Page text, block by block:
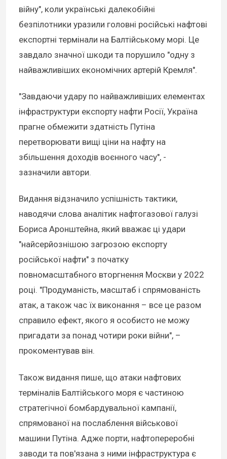
війну", коли українські далекобійні
безпілотники уразили головні російські нафтові
експортні термінали на Балтійському морі. Це
завдало значної шкоди та порушило "одну з
найважливіших економічних артерій Кремля".
"Завдаючи удару по найважливіших елементах
інфраструктури експорту нафти Росії, Україна
прагне обмежити здатність Путіна
перетворювати вищі ціни на нафту на
збільшення доходів воєнного часу", -
зазначили автори.
Видання відзначило успішність тактики,
наводячи слова аналітик нафтогазової галузі
Бориса Аронштейна, який вважає ці удари
"найсерйознішою загрозою експорту
російської нафти" з початку
повномасштабного вторгнення Москви у 2022
році. "Продуманість, масштаб і спрямованість
атак, а також час їх виконання – все це разом
справило ефект, якого я особисто не можу
пригадати за понад чотири роки війни", –
прокоментував він.
Також видання пише, що атаки нафтових
терміналів Балтійського моря є частиною
стратегічної бомбардувальної кампанії,
спрямованої на послаблення військової
машини Путіна. Адже порти, нафтопереробні
заводи та пов'язана з ними інфраструктура є